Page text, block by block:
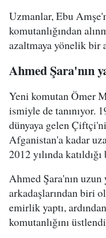
Uzmanlar, Ebu
komutanlığından
azaltmaya yönelik bir
Ahmed Şara'nın
Yeni komutan Ömer
ismiyle de tanınıyor.
dünyaya gelen
Afganistan'a kadar
2012 yılında
Ahmed Şara'nın uzun
arkadaşlarından biri
emirlik yaptı,
komutanlığını